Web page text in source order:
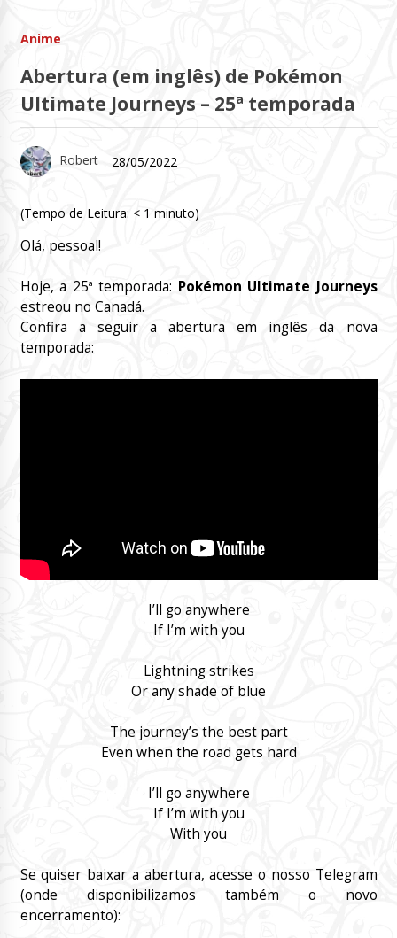
Anime
Abertura (em inglês) de Pokémon
Ultimate Journeys – 25ª temporada
Robert 28/05/2022
(Tempo de Leitura: < 1 minuto)
Olá, pessoal!
Hoje, a 25ª temporada: Pokémon Ultimate Journeys
estreou no Canadá.
Confira a seguir a abertura em inglês da nova
temporada:
I’ll go anywhere
If I’m with you
Lightning strikes
Or any shade of blue
The journey’s the best part
Even when the road gets hard
I’ll go anywhere
If I’m with you
With you
Se quiser baixar a abertura, acesse o nosso Telegram
(onde disponibilizamos também o novo
encerramento):